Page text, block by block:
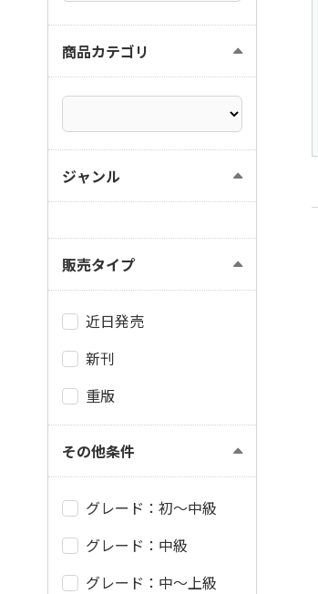
商品カテゴリ
ジャンル
販売タイプ
近日発売
新刊
重版
その他条件
グレード：初～中級
グレード：中級
グレード：中～上級